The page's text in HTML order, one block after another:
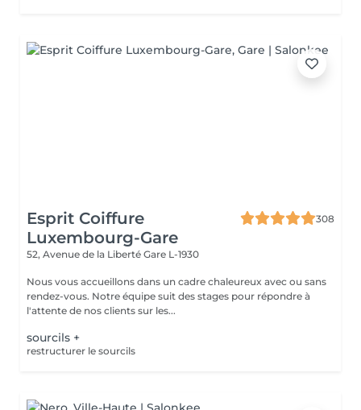
Esprit Coiffure
Luxembourg-Gare
308
52, Avenue de la Liberté Gare L-1930
Nous vous accueillons dans un cadre chaleureux avec ou sans
rendez-vous. Notre équipe suit des stages pour répondre à
l'attente de nos clients sur les...
sourcils +
restructurer le sourcils